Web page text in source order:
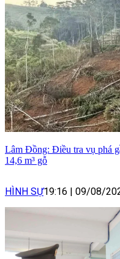
Lâm Đồng: Điều tra vụ phá
14,6 m³ gỗ
HÌNH SỰ19:16 09/08/